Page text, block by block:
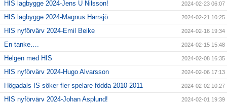
HIS lagbygge 2024-Jens U Nilsson! 2024-02-23 06:07
HIS lagbygge 2024-Magnus Harrsjö 2024-02-21 10:25
HIS nyförvärv 2024-Emil Beike 2024-02-16 19:34
En tanke…. 2024-02-15 15:48
Helgen med HIS 2024-02-08 16:35
HIS nyförvärv 2024-Hugo Alvarsson 2024-02-06 17:13
Högadals IS söker fler spelare födda 2010-2011 2024-02-02 10:27
HIS nyförvärv 2024-Johan Asplund! 2024-02-01 19:39